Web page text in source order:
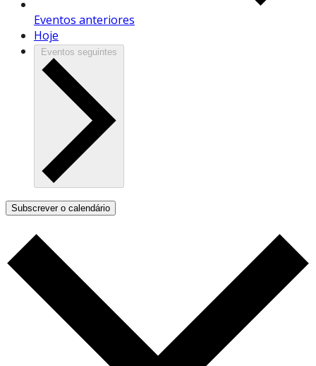
Eventos anteriores
Hoje
Eventos seguintes
Subscrever o calendário